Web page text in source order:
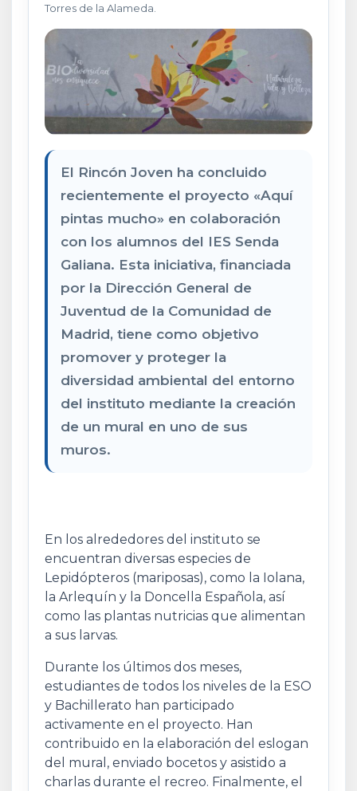
Torres de la Alameda.
El Rincón Joven ha concluido
recientemente el proyecto «Aquí
pintas mucho» en colaboración
con los alumnos del IES Senda
Galiana. Esta iniciativa, financiada
por la Dirección General de
Juventud de la Comunidad de
Madrid, tiene como objetivo
promover y proteger la
diversidad ambiental del entorno
del instituto mediante la creación
de un mural en uno de sus
muros.
En los alrededores del instituto se
encuentran diversas especies de
Lepidópteros (mariposas), como la Iolana,
la Arlequín y la Doncella Española, así
como las plantas nutricias que alimentan
a sus larvas.
Durante los últimos dos meses,
estudiantes de todos los niveles de la ESO
y Bachillerato han participado
activamente en el proyecto. Han
contribuido en la elaboración del eslogan
del mural, enviado bocetos y asistido a
charlas durante el recreo. Finalmente, el